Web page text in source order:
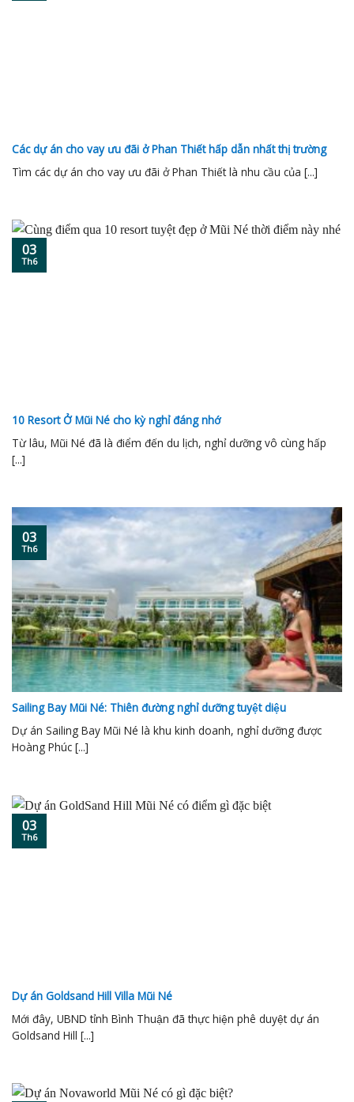
Các dự án cho vay ưu đãi ở Phan Thiết hấp dẫn nhất thị trường
Tìm các dự án cho vay ưu đãi ở Phan Thiết là nhu cầu của [...]
10 Resort Ở Mũi Né cho kỳ nghỉ đáng nhớ
Từ lâu, Mũi Né đã là điểm đến du lịch, nghỉ dưỡng vô cùng hấp
[...]
03
Th6
Sailing Bay Mũi Né: Thiên đường nghỉ dưỡng tuyệt diệu
Dự án Sailing Bay Mũi Né là khu kinh doanh, nghỉ dưỡng được
Hoàng Phúc [...]
03
Th6
Dự án Goldsand Hill Villa Mũi Né
Mới đây, UBND tỉnh Bình Thuận đã thực hiện phê duyệt dự án
Goldsand Hill [...]
03
Th6